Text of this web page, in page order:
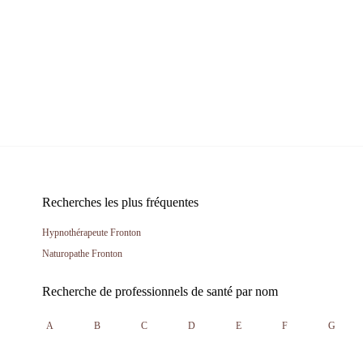
Recherches les plus fréquentes
Hypnothérapeute Fronton
Naturopathe Fronton
Recherche de professionnels de santé par nom
A B C D E F G